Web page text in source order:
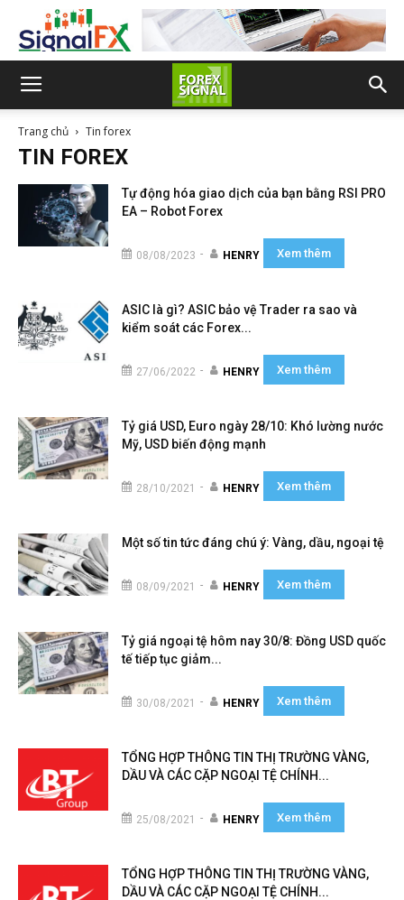
Trang chủ Tin forex
TIN FOREX
Tự động hóa giao dịch của bạn bằng RSI PRO
EA – Robot Forex
08/08/2023 - HENRY Xem thêm
ASIC là gì? ASIC bảo vệ Trader ra sao và
kiểm soát các Forex...
27/06/2022 - HENRY Xem thêm
Tỷ giá USD, Euro ngày 28/10: Khó lường nước
Mỹ, USD biến động mạnh
28/10/2021 - HENRY Xem thêm
Một số tin tức đáng chú ý: Vàng, dầu, ngoại tệ
08/09/2021 - HENRY Xem thêm
Tỷ giá ngoại tệ hôm nay 30/8: Đồng USD quốc
tế tiếp tục giảm...
30/08/2021 - HENRY Xem thêm
TỔNG HỢP THÔNG TIN THỊ TRƯỜNG VÀNG,
DẦU VÀ CÁC CẶP NGOẠI TỆ CHÍNH...
25/08/2021 - HENRY Xem thêm
TỔNG HỢP THÔNG TIN THỊ TRƯỜNG VÀNG,
DẦU VÀ CÁC CẶP NGOẠI TỆ CHÍNH...